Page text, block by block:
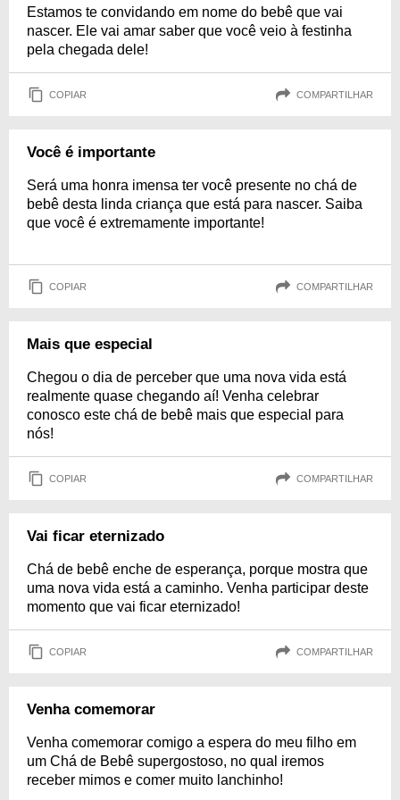
Estamos te convidando em nome do bebê que vai
nascer. Ele vai amar saber que você veio à festinha
pela chegada dele!
COPIAR COMPARTILHAR
Você é importante
Será uma honra imensa ter você presente no chá de
bebê desta linda criança que está para nascer. Saiba
que você é extremamente importante!
COPIAR COMPARTILHAR
Mais que especial
Chegou o dia de perceber que uma nova vida está
realmente quase chegando aí! Venha celebrar
conosco este chá de bebê mais que especial para
nós!
COPIAR COMPARTILHAR
Vai ficar eternizado
Chá de bebê enche de esperança, porque mostra que
uma nova vida está a caminho. Venha participar deste
momento que vai ficar eternizado!
COPIAR COMPARTILHAR
Venha comemorar
Venha comemorar comigo a espera do meu filho em
um Chá de Bebê supergostoso, no qual iremos
receber mimos e comer muito lanchinho!